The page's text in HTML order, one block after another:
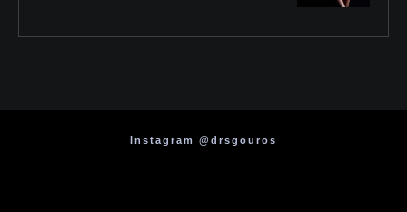
Instagram @drsgouros